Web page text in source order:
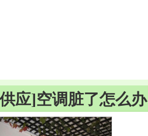
应]空调脏了怎么